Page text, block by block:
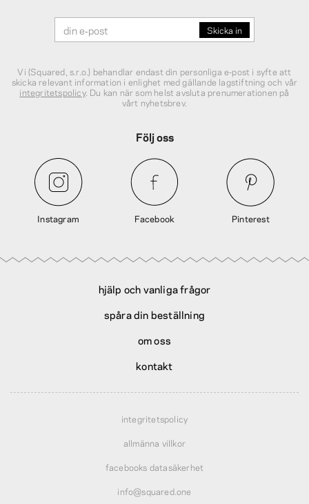
Vi (Squared, s.r.o.) behandlar endast din personliga e‑post i syfte att
skicka relevant information i enlighet med gällande lagstiftning och vår
integritetspolicy. Du kan när som helst avsluta prenumerationen på
vårt nyhetsbrev.
Följ oss
Instagram Facebook Pinterest
hjälp och vanliga frågor
spåra din beställning
om oss
kontakt
integritetspolicy
allmänna villkor
facebooks datasäkerhet
info@squared.one